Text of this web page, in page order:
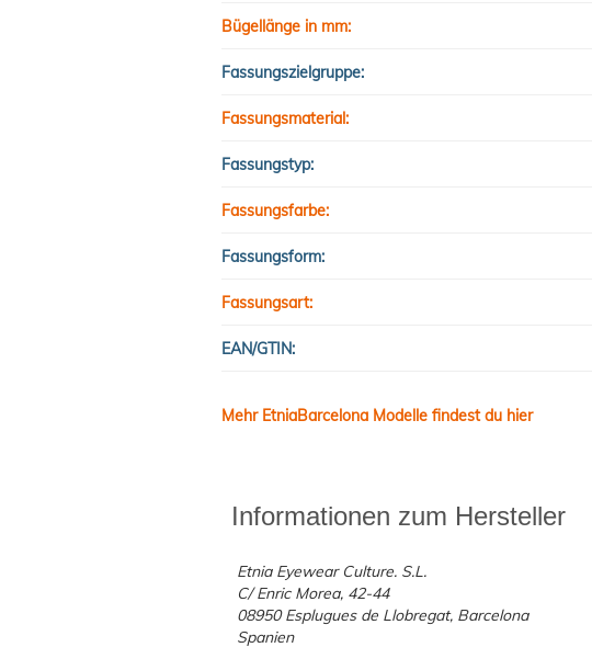
Bügellänge in mm:
Fassungszielgruppe:
Fassungsmaterial:
Fassungstyp:
Fassungsfarbe:
Fassungsform:
Fassungsart:
EAN/GTIN:
Mehr EtniaBarcelona Modelle findest du hier
Informationen zum Hersteller
Etnia Eyewear Culture. S.L.
C/ Enric Morea, 42-44
08950 Esplugues de Llobregat, Barcelona
Spanien